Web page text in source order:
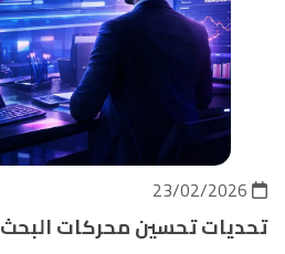
تحديات تحسين محركات البحث